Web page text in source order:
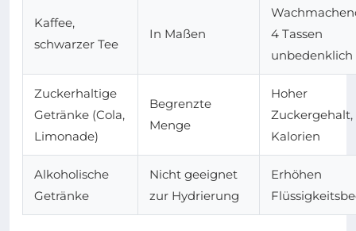
Kaffee,
schwarzer Tee
In Maßen
4 Tassen
unbedenklich
Zuckerhaltige
Getränke (Cola,
Limonade)
Begrenzte
Menge
Hoher
Zuckergehalt,
Kalorien
Alkoholische
Getränke
Nicht geeignet
zur Hydrierung
Erhöhen